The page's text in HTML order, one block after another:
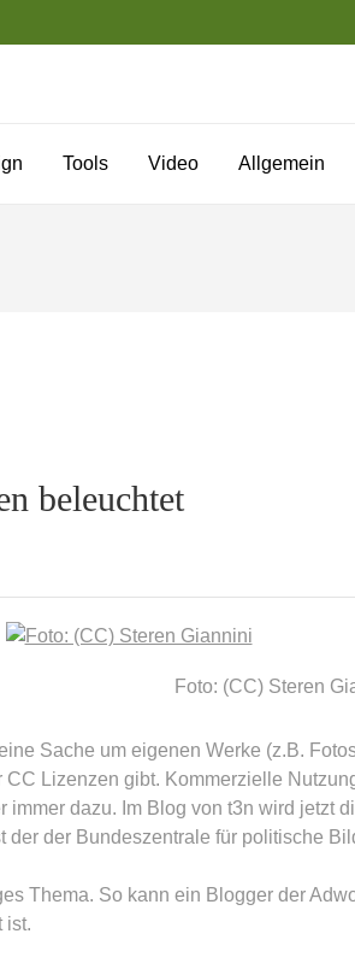
Tools Video Allgemein
beleuchtet
Foto: (CC) Steren
Sache um eigenen Werke (z.B.
Lizenzen gibt. Kommerzielle
dazu. Im Blog von t3n wird jetzt
der der Bundeszentrale für politische
Thema. So kann ein Blogger der
ist.